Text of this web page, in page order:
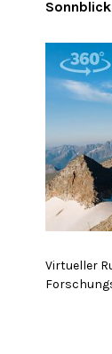
Virtueller